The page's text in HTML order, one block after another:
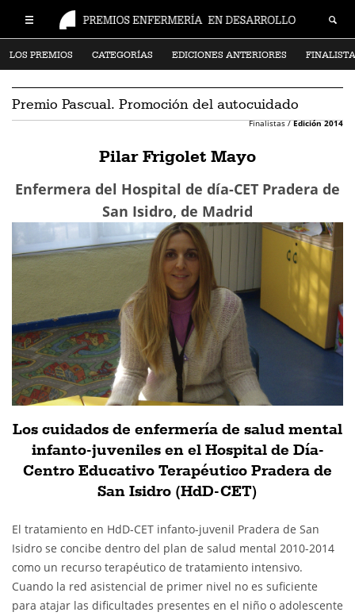
LOS PREMIOS CATEGORÍAS EDICIONES ANTERIORES
Premio Pascual. Promoción del autocuidado
Finalistas /Edición 2014
Pilar Frigolet Mayo
Enfermera del Hospital de día-CET Pradera de
San Isidro, de Madrid
Los cuidados de enfermería de salud mental
infanto-juveniles en el Hospital de Día-
Centro Educativo Terapéutico Pradera de
San Isidro (HdD-CET)
El tratamiento en HdD-CET infanto-juvenil Pradera de San
Isidro se concibe dentro del plan de salud mental 2010-2014
como un recurso terapéutico de tratamiento intensivo.
Cuando la red asistencial de primer nivel no es suficiente
para atajar las dificultades presentes en el niño o adolescente